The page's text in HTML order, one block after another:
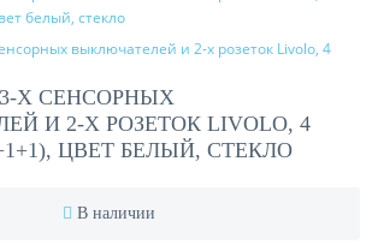
Х СЕНСОРНЫХ
И 2-Х РОЗЕТОК LIVOLO, 4
ЦВЕТ БЕЛЫЙ, СТЕКЛО
В наличии